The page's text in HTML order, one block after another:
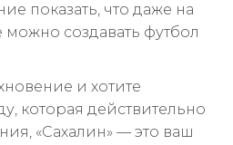
показать, что даже на
создавать футбол
и хотите
которая действительно
«Сахалин» — это ваш